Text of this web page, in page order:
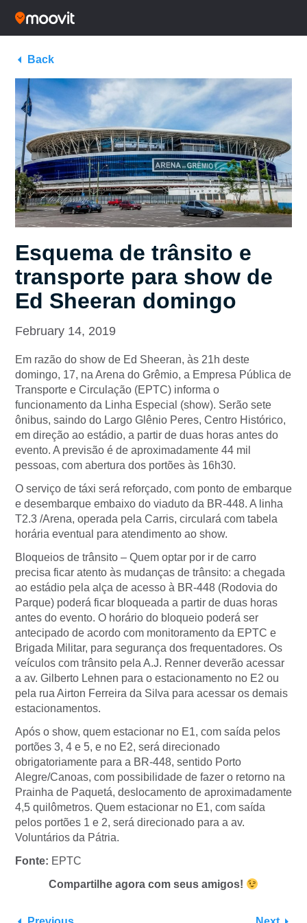
Back
Esquema de trânsito e
transporte para show de
Ed Sheeran domingo
February 14, 2019
Em razão do show de Ed Sheeran, às 21h deste
domingo, 17, na Arena do Grêmio, a Empresa Pública de
Transporte e Circulação (EPTC) informa o
funcionamento da Linha Especial (show). Serão sete
ônibus, saindo do Largo Glênio Peres, Centro Histórico,
em direção ao estádio, a partir de duas horas antes do
evento. A previsão é de aproximadamente 44 mil
pessoas, com abertura dos portões às 16h30.
O serviço de táxi será reforçado, com ponto de embarque
e desembarque embaixo do viaduto da BR-448. A linha
T2.3 /Arena, operada pela Carris, circulará com tabela
horária eventual para atendimento ao show.
Bloqueios de trânsito – Quem optar por ir de carro
precisa ficar atento às mudanças de trânsito: a chegada
ao estádio pela alça de acesso à BR-448 (Rodovia do
Parque) poderá ficar bloqueada a partir de duas horas
antes do evento. O horário do bloqueio poderá ser
antecipado de acordo com monitoramento da EPTC e
Brigada Militar, para segurança dos frequentadores. Os
veículos com trânsito pela A.J. Renner deverão acessar
a av. Gilberto Lehnen para o estacionamento no E2 ou
pela rua Airton Ferreira da Silva para acessar os demais
estacionamentos.
Após o show, quem estacionar no E1, com saída pelos
portões 3, 4 e 5, e no E2, será direcionado
obrigatoriamente para a BR-448, sentido Porto
Alegre/Canoas, com possibilidade de fazer o retorno na
Prainha de Paquetá, deslocamento de aproximadamente
4,5 quilômetros. Quem estacionar no E1, com saída
pelos portões 1 e 2, será direcionado para a av.
Voluntários da Pátria.
Fonte: EPTC
Compartilhe agora com seus amigos!